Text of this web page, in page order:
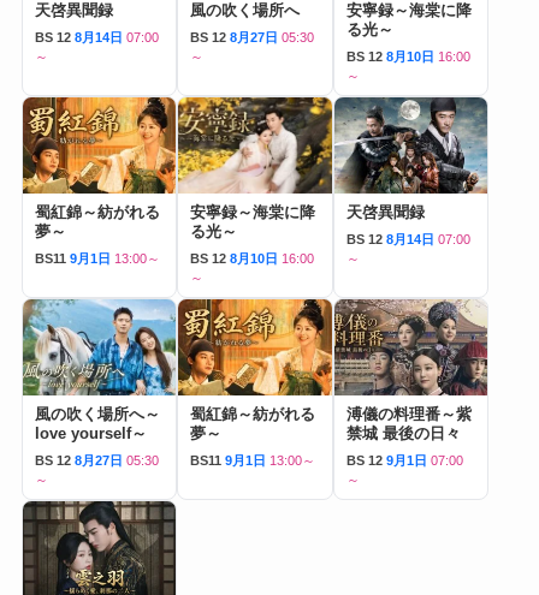
天啓異聞録
BS 12 8月14日 07:00
～
風の吹く場所へ
BS 12 8月27日 05:30
～
安寧録～海棠に降
る光～
BS 12 8月10日 16:00
～
蜀紅錦～紡がれる
夢～
BS11 9月1日 13:00～
安寧録～海棠に降
る光～
BS 12 8月10日 16:00
～
天啓異聞録
BS 12 8月14日 07:00
～
風の吹く場所へ～
love yourself～
BS 12 8月27日 05:30
～
蜀紅錦～紡がれる
夢～
BS11 9月1日 13:00～
溥儀の料理番～紫
禁城 最後の日々
BS 12 9月1日 07:00
～